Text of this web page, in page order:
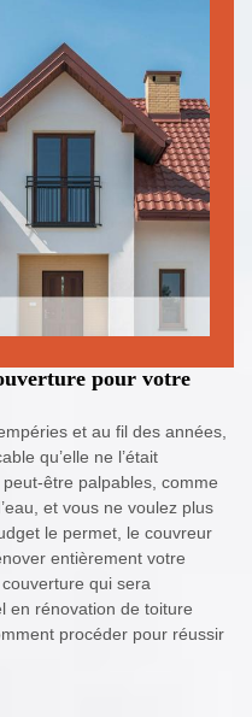
pour votre
et au fil des années,
qu’elle ne l’était
être palpables, comme
et vous ne voulez plus
le permet, le couvreur
entièrement votre
qui sera
en rénovation de toiture
procéder pour réussir